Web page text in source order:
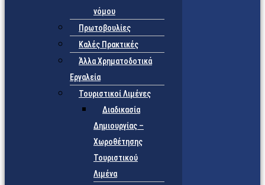
νόμου
Πρωτοβουλίες
Καλές Πρακτικές
Άλλα Χρηματοδοτικά
Εργαλεία
Τουριστικοί Λιμένες
Διαδικασία
Δημιουργίας –
Χωροθέτησης
Τουριστικού
Λιμένα